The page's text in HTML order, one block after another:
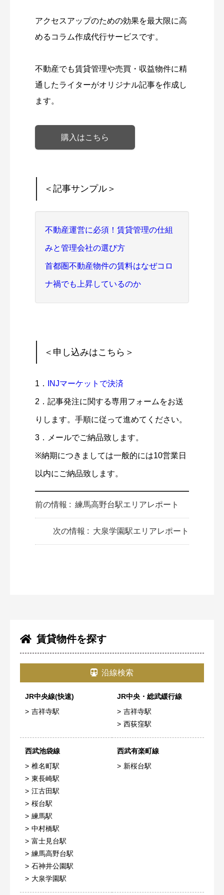
賃貸物件を探す
沿線検索
JR中央線(快速)
吉祥寺駅
JR中央・総武緩行線
吉祥寺駅
西荻窪駅
西武池袋線
椎名町駅
東長崎駅
江古田駅
桜台駅
練馬駅
中村橋駅
富士見台駅
練馬高野台駅
石神井公園駅
大泉学園駅
西武有楽町線
新桜台駅
アクセスアップのための効果を最大限に高
めるコラム作成代行サービスです。
不動産でも賃貸管理や売買・収益物件に精
通したライターがオリジナル記事を作成し
ます。
購入はこちら
＜記事サンプル＞
不動産運営に必須！賃貸管理の仕組
みと管理会社の選び方
首都圏不動産物件の賃料はなぜコロ
ナ禍でも上昇しているのか
＜申し込みはこちら＞
1． INJマーケットで決済
2．記事発注に関する専用フォームをお送
りします。手順に従って進めてください。
3．メールでご納品致します。
※納期につきましては一般的には10営業日
以内にご納品致します。
前の情報 : 練馬高野台駅エリアレポート
次の情報 : 大泉学園駅エリアレポート